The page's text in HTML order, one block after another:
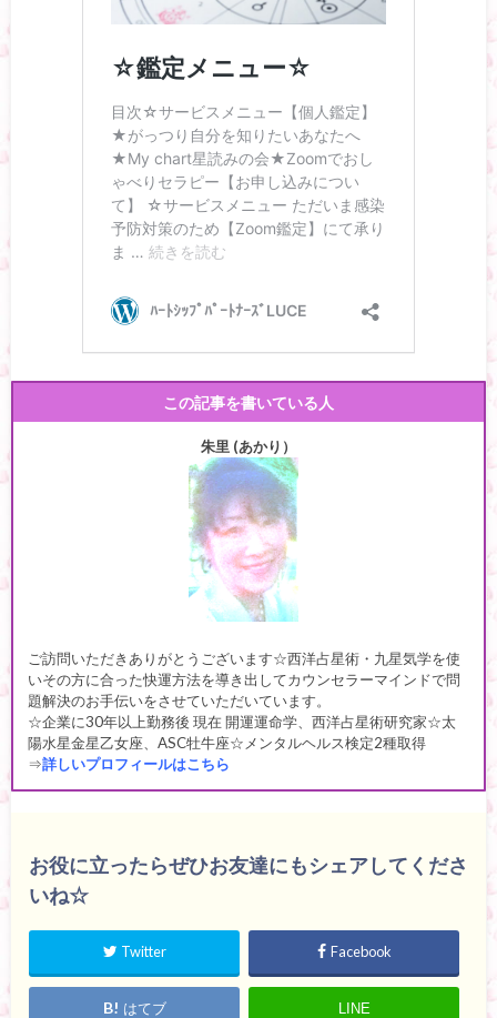
この記事を書いている人
朱里 (あかり）
ご訪問いただきありがとうございます☆西洋占星術・九星気学を使
いその方に合った快運方法を導き出してカウンセラーマインドで問
題解決のお手伝いをさせていただいています。
☆企業に30年以上勤務後 現在 開運運命学、西洋占星術研究家☆太
陽水星金星乙女座、ASC牡牛座☆メンタルヘルス検定2種取得
⇒詳しいプロフィールはこちら
お役に立ったらぜひお友達にもシェアしてくださ
いね☆
Twitter Facebook
はてブ LINE